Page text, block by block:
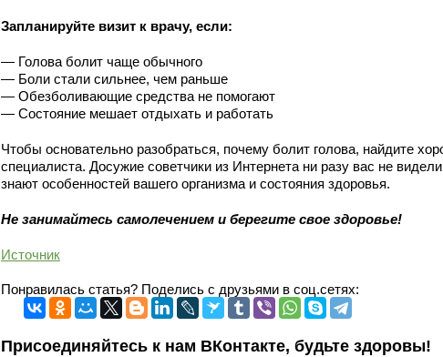
Запланируйте визит к врачу, если:
— Голова болит чаще обычного
— Боли стали сильнее, чем раньше
— Обезболивающие средства не помогают
— Состояние мешает отдыхать и работать
Чтобы основательно разобраться, почему болит голова, найдите
специалиста. Досужие советчики из Интернета ни разу вас не
знают особенностей вашего организма и состояния здоровья.
Не занимайтесь самолечением и берегите свое здоровье!
Источник
Понравилась статья? Поделись с друзьями в соц.сетях:
Присоединяйтесь к нам ВКонтакте, будьте здоровы!